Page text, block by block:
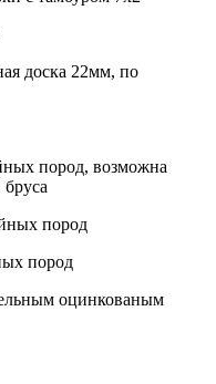
доска 22мм, по
пород, возможна
пород
пород
оцинкованым